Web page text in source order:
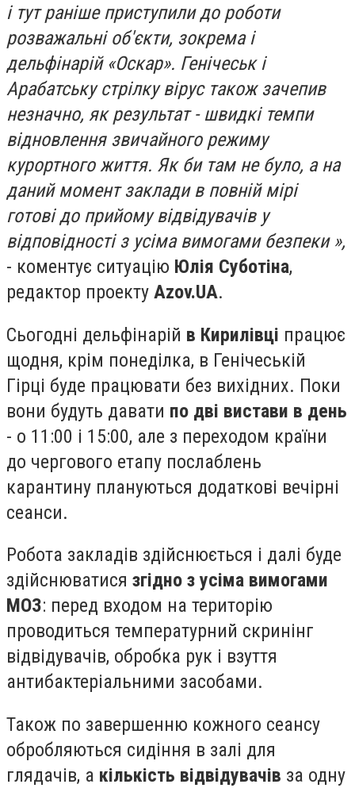
і тут раніше приступили до роботи
розважальні об'єкти, зокрема і
дельфінарій «Оскар». Генічеськ і
Арабатську стрілку вірус також зачепив
незначно, як результат - швидкі темпи
відновлення звичайного режиму
курортного життя. Як би там не було, а на
даний момент заклади в повній мірі
готові до прийому відвідувачів у
відповідності з усіма вимогами безпеки »,
- коментує ситуацію Юлія Суботіна,
редактор проекту Azov.UA.
Сьогодні дельфінарій в Кирилівці працює
щодня, крім понеділка, в Генічеській
Гірці буде працювати без вихідних. Поки
вони будуть давати по дві вистави в день
- о 11:00 і 15:00, але з переходом країни
до чергового етапу послаблень
карантину плануються додаткові вечірні
сеанси.
Робота закладів здійснюється і далі буде
здійснюватися згідно з усіма вимогами
МОЗ: перед входом на територію
проводиться температурний скринінг
відвідувачів, обробка рук і взуття
антибактеріальними засобами.
Також по завершенню кожного сеансу
обробляються сидіння в залі для
глядачів, а кількість відвідувачів за одну